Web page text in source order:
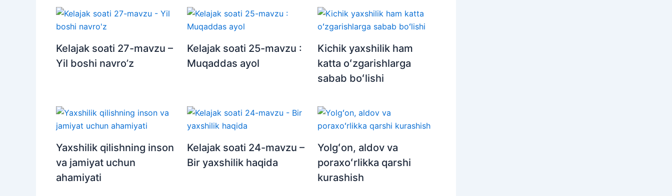
Kelajak soati 27-mavzu –
Yil boshi navro’z
Kelajak soati 25-mavzu :
Muqaddas ayol
Kichik yaxshilik ham
katta oʻzgarishlarga
sabab boʻlishi
Yaxshilik qilishning inson
va jamiyat uchun
ahamiyati
Kelajak soati 24-mavzu –
Bir yaxshilik haqida
Yolgʻon, aldov va
poraxoʻrlikka qarshi
kurashish